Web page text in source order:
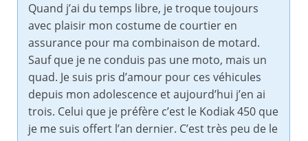
Quand j’ai du temps libre, je troque toujours
avec plaisir mon costume de courtier en
assurance pour ma combinaison de motard.
Sauf que je ne conduis pas une moto, mais un
quad. Je suis pris d’amour pour ces véhicules
depuis mon adolescence et aujourd’hui j’en ai
trois. Celui que je préfère c’est le Kodiak 450 que
je me suis offert l’an dernier. C’est très peu de le